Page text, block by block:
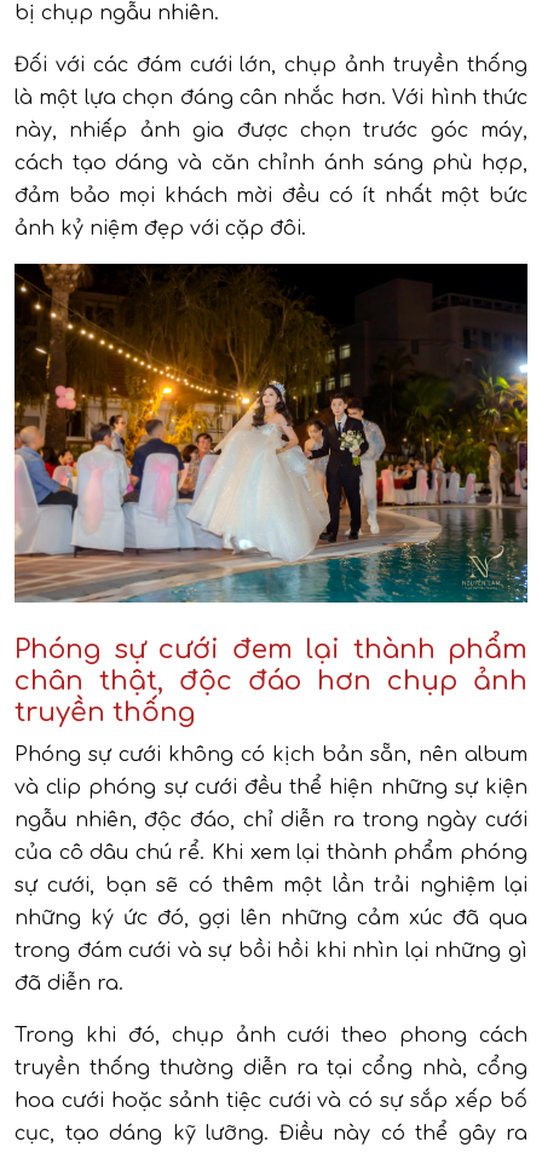
bị chụp ngẫu nhiên.
Đối với các đám cưới lớn, chụp ảnh truyền thống
là một lựa chọn đáng cân nhắc hơn. Với hình thức
này, nhiếp ảnh gia được chọn trước góc máy,
cách tạo dáng và căn chỉnh ánh sáng phù hợp,
đảm bảo mọi khách mời đều có ít nhất một bức
ảnh kỷ niệm đẹp với cặp đôi.
Phóng sự cưới đem lại thành phẩm
chân thật, độc đáo hơn chụp ảnh
truyền thống
Phóng sự cưới không có kịch bản sẵn, nên album
và clip phóng sự cưới đều thể hiện những sự kiện
ngẫu nhiên, độc đáo, chỉ diễn ra trong ngày cưới
của cô dâu chú rể. Khi xem lại thành phẩm phóng
sự cưới, bạn sẽ có thêm một lần trải nghiệm lại
những ký ức đó, gợi lên những cảm xúc đã qua
trong đám cưới và sự bồi hồi khi nhìn lại những gì
đã diễn ra.
Trong khi đó, chụp ảnh cưới theo phong cách
truyền thống thường diễn ra tại cổng nhà, cổng
hoa cưới hoặc sảnh tiệc cưới và có sự sắp xếp bố
cục, tạo dáng kỹ lưỡng. Điều này có thể gây ra